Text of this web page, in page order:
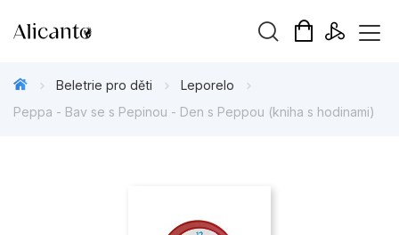
Beletrie pro děti
Leporelo
Peppa - Bav se s Pepinou - Den s Peppou (kniha s hodinami)